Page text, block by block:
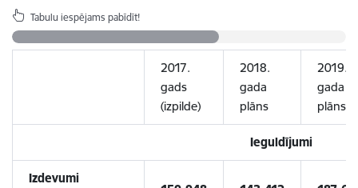
Tabulu iespējams pabīdīt!
2017.
gads
(izpilde)
2018.
gada
plāns
2019.
gada
plāns
Ieguldījumi
Izdevumi